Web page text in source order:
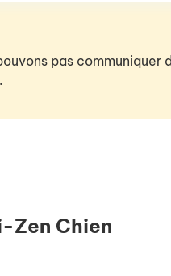
pas communiquer
Zen Chien